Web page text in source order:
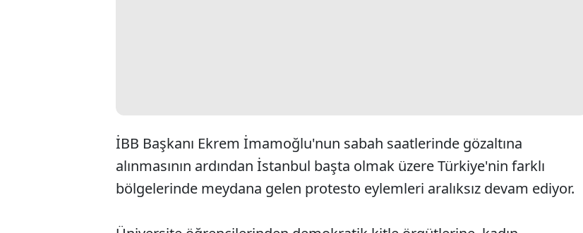
İBB Başkanı Ekrem İmamoğlu'nun sabah saatlerinde gözaltına
alınmasının ardından İstanbul başta olmak üzere Türkiye'nin farklı
bölgelerinde meydana gelen protesto eylemleri aralıksız devam ediyor.